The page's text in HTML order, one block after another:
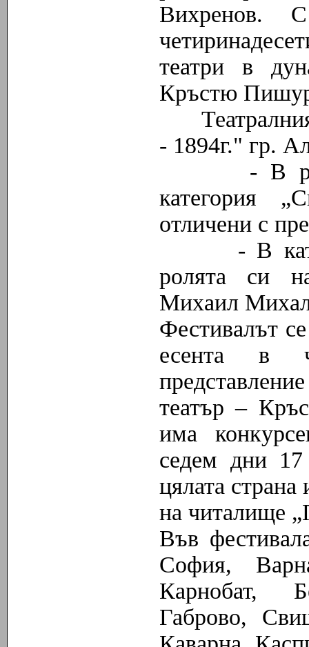
Вихренов.
театри в
Кръстю
- 1894г." гр.
- В раздел
категория
отличени с
- В
ролята си
Михаил
Фестивалът
есента в
театър –
има
седем дни 17
цялата страна
на читалище
Във
София,
Карнобат,
Габрово,